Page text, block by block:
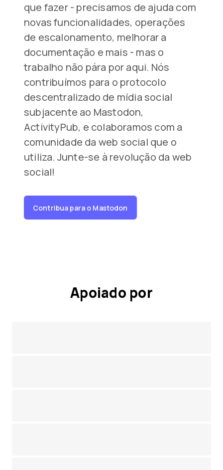
que fazer - precisamos de ajuda com
novas funcionalidades, operações
de escalonamento, melhorar a
documentação e mais - mas o
trabalho não pára por aqui. Nós
contribuímos para o protocolo
descentralizado de mídia social
subjacente ao Mastodon,
ActivityPub, e colaboramos com a
comunidade da web social que o
utiliza. Junte-se à revolução da web
social!
Contribua para o Mastodon
Apoiado por